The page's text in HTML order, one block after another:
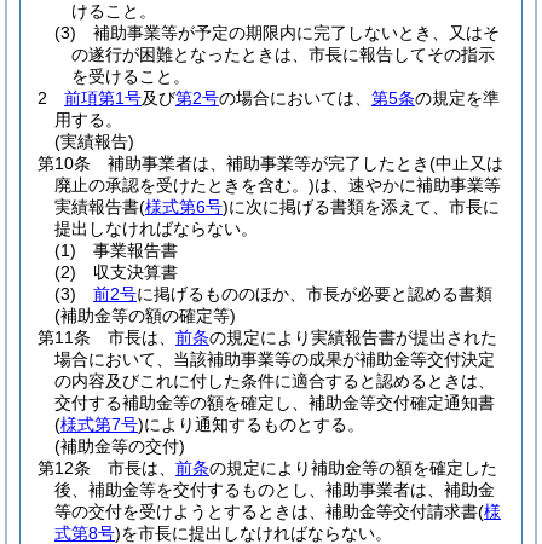
けること。
(3)
補助事業等が予定の期限内に完了しないとき、又はそ
の遂行が困難となったときは、市長に報告してその指示
を受けること。
2
前項第1号及び第2号の場合においては、 第5条の規定を準
用する。
(実績報告)
第10条
補助事業者は、補助事業等が完了したとき(中止又は
廃止の承認を受けたときを含む。)は、速やかに補助事業等
実績報告書(様式第6号)に次に掲げる書類を添えて、市長に
提出しなければならない。
(1)
事業報告書
(2)
収支決算書
(3)
前2号に掲げるもののほか、市長が必要と認める書類
(補助金等の額の確定等)
第11条
市長は、 前条の規定により実績報告書が提出された
場合において、当該補助事業等の成果が補助金等交付決定
の内容及びこれに付した条件に適合すると認めるときは、
交付する補助金等の額を確定し、補助金等交付確定通知書
(様式第7号)により通知するものとする。
(補助金等の交付)
第12条
市長は、 前条の規定により補助金等の額を確定した
後、補助金等を交付するものとし、補助事業者は、補助金
等の交付を受けようとするときは、補助金等交付請求書(様
式第8号)を市長に提出しなければならない。